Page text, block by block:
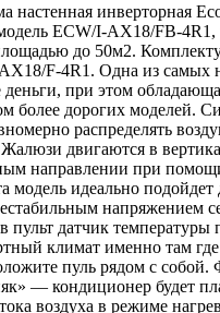
настенная инверторная
ECW/I-AX18/FB-4R1,
до 50м2.
F-4R1. Одна из самых
деньги, при этом
более дорогих моделей.
распределять
двигаются в
направлении при
модель идеально подойдет
напряжением
пульт датчик температуры
климат именно там где
пуль рядом с собой.
— кондиционер будет
воздуха в режиме